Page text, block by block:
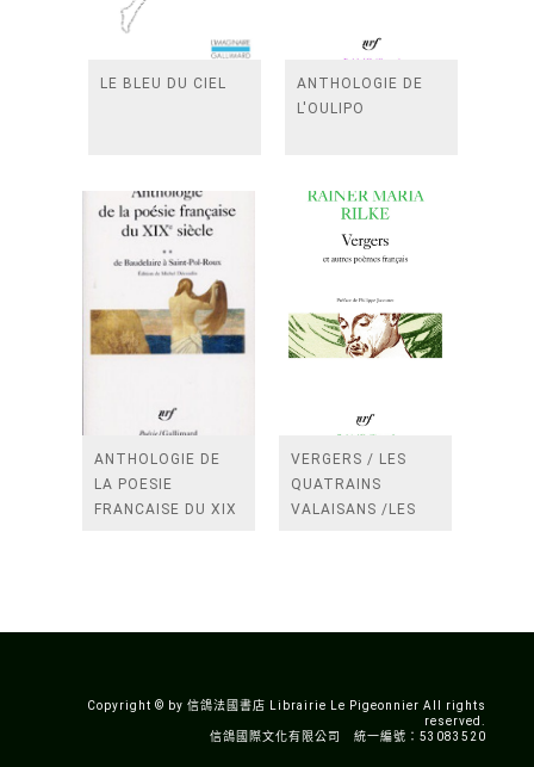
LE BLEU DU CIEL
ANTHOLOGIE DE
L'OULIPO
ANTHOLOGIE DE
LA POESIE
FRANCAISE DU XIX
VERGERS / LES
QUATRAINS
VALAISANS /LES
Copyright © by 信鴿法國書店 Librairie Le Pigeonnier All rights
reserved.
信鴿國際文化有限公司 統一編號：53083520